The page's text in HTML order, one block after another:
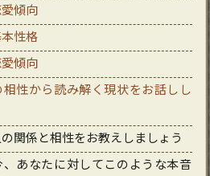
傾向
性格
傾向
性から読み解く現状をお話しし
関係と相性をお教えしましょう
、あなたに対してこのような本音